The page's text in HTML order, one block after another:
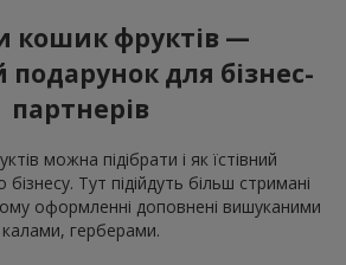
кошик фруктів —
для бізнес-
партнерів
можна підібрати і як їстівний
Тут підійдуть більш стримані
оформленні доповнені вишуканими
герберами.